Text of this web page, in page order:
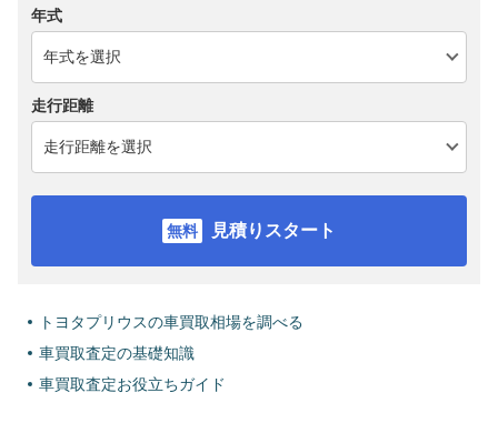
年式
走行距離
見積りスタート
トヨタプリウスの車買取相場を調べる
車買取査定の基礎知識
車買取査定お役立ちガイド